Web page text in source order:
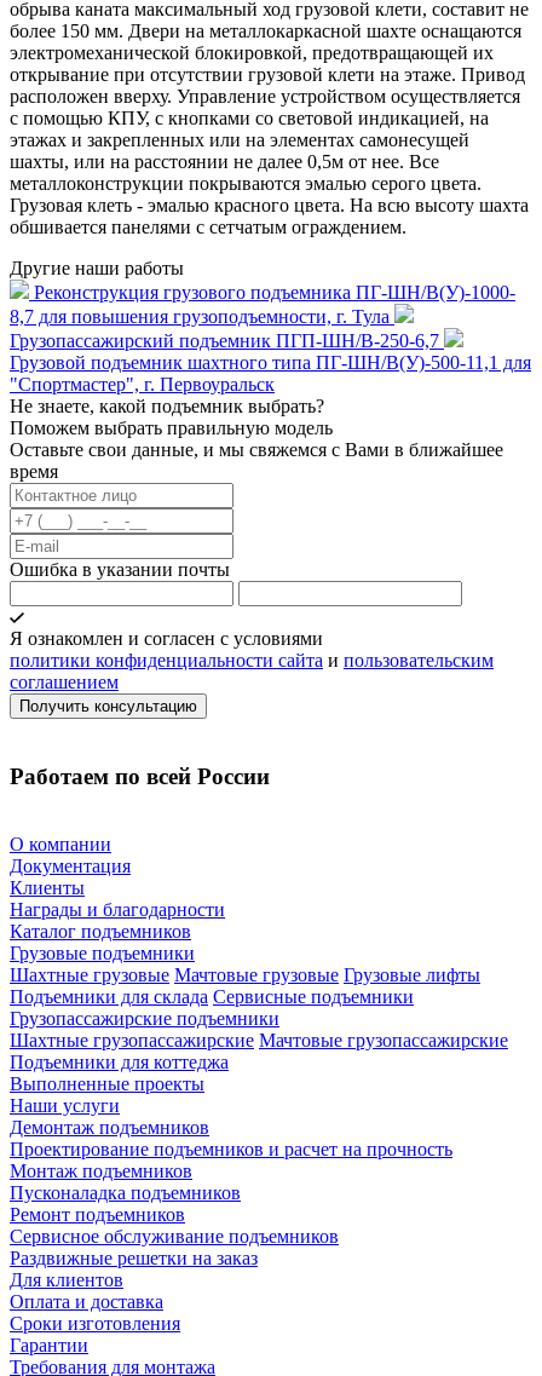
обрыва каната максимальный ход грузовой клети, составит не
более 150 мм. Двери на металлокаркасной шахте оснащаются
электромеханической блокировкой, предотвращающей их
открывание при отсутствии грузовой клети на этаже. Привод
расположен вверху. Управление устройством осуществляется
с помощью КПУ, с кнопками со световой индикацией, на
этажах и закрепленных или на элементах самонесущей
шахты, или на расстоянии не далее 0,5м от нее. Все
металлоконструкции покрываются эмалью серого цвета.
Грузовая клеть - эмалью красного цвета. На всю высоту шахта
обшивается панелями с сетчатым ограждением.
Другие наши работы
Реконструкция грузового подъемника ПГ-ШН/В(У)-1000-
8,7 для повышения грузоподъемности, г. Тула
Грузопассажирский подъемник ПГП-ШН/В-250-6,7
Грузовой подъемник шахтного типа ПГ-ШН/В(У)-500-11,1 для
"Спортмастер", г. Первоуральск
Не знаете, какой подъемник выбрать?
Поможем выбрать правильную модель
Оставьте свои данные, и мы свяжемся с Вами в ближайшее
время
Ошибка в указании почты
Я ознакомлен и согласен с условиями
политики конфиденциальности сайта и пользовательским
соглашением
Работаем по всей России
О компании
Документация
Клиенты
Награды и благодарности
Каталог подъемников
Грузовые подъемники
Шахтные грузовые Мачтовые грузовые Грузовые лифты
Подъемники для склада Сервисные подъемники
Грузопассажирские подъемники
Шахтные грузопассажирские Мачтовые грузопассажирские
Подъемники для коттеджа
Выполненные проекты
Наши услуги
Демонтаж подъемников
Проектирование подъемников и расчет на прочность
Монтаж подъемников
Пусконаладка подъемников
Ремонт подъемников
Сервисное обслуживание подъемников
Раздвижные решетки на заказ
Для клиентов
Оплата и доставка
Сроки изготовления
Гарантии
Требования для монтажа